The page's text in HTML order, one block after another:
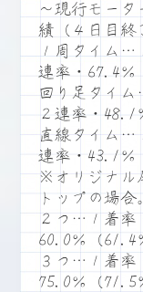
～現行モー
績（４日目終
１周タイム…
連率・67.4％
回り足タイ
２連率・48.1
直線タイム…
連率・43.1％
※オリジナル
トップの場合
２つ…１着率
60.0％（61.4
３つ…１着率
75.0％（71.5